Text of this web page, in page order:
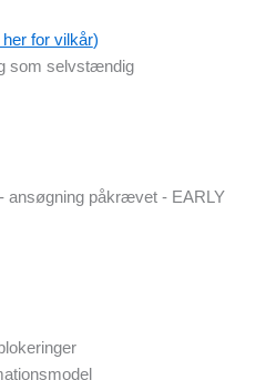
for vilkår)
som selvstændig
ansøgning påkrævet - EARLY